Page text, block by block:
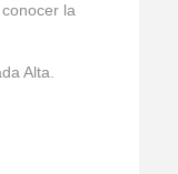
la
Alta.